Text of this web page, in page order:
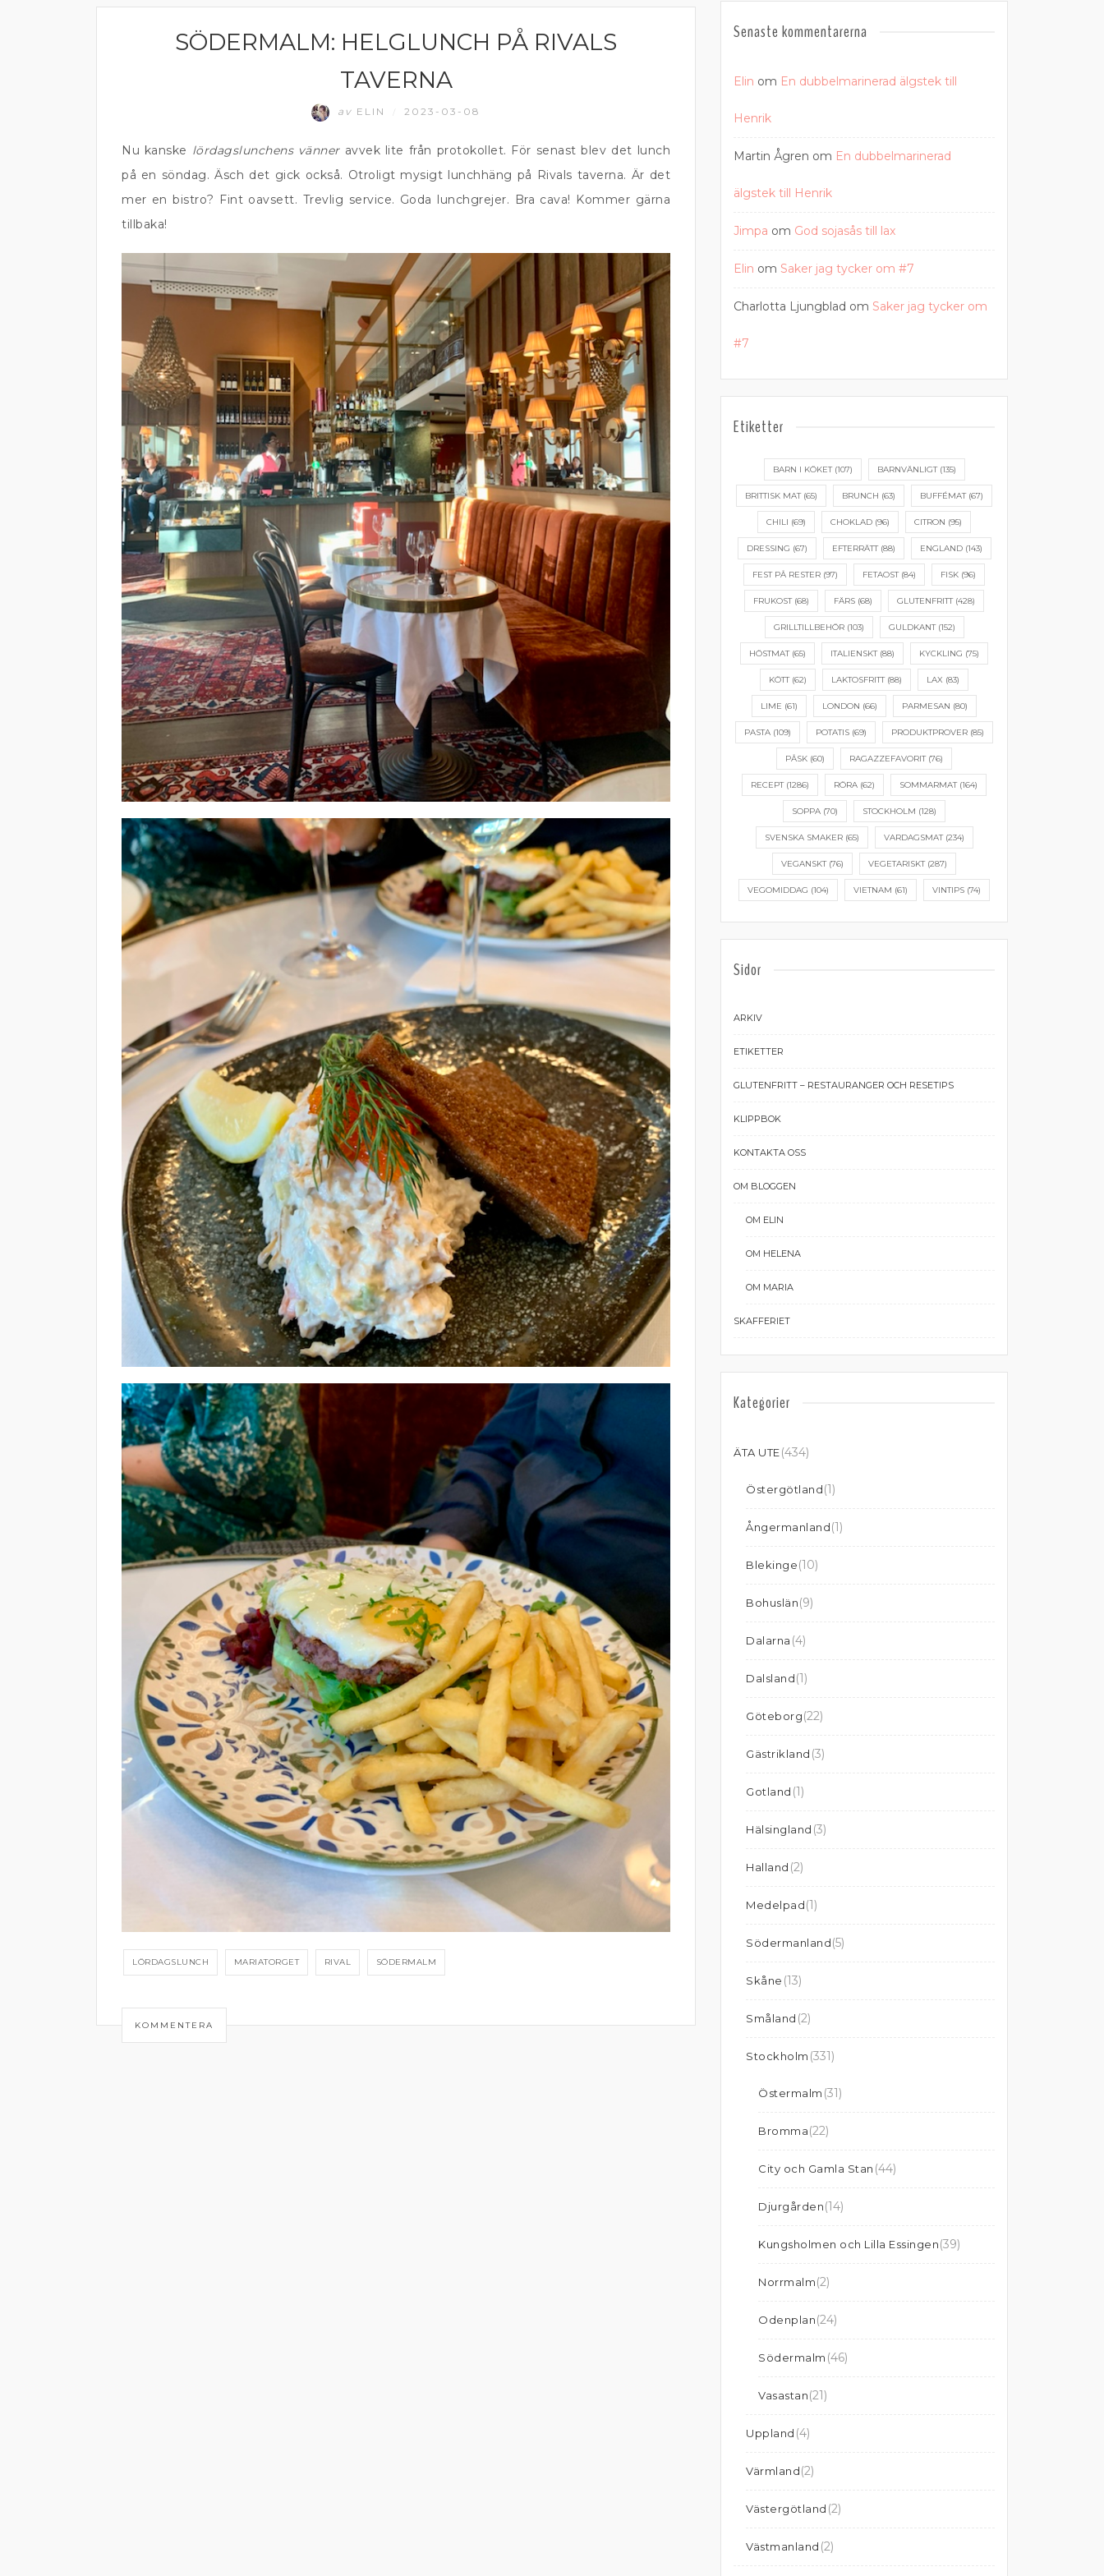
SÖDERMALM: HELGLUNCH PÅ RIVALS
TAVERNA
av ELIN 2023-03-08
Nu kanske lördagslunchens vänneravvek lite från protokollet. För senast blev det lunch
på en söndag. Äsch det gick också. Otroligt mysigt lunchhäng på Rivals taverna. Är det
mer en bistro? Fint oavsett. Trevlig service. Goda lunchgrejer. Bra cava! Kommer gärna
tillbaka!
LÖRDAGSLUNCH MARIATORGET RIVAL SÖDERMALM
KOMMENTERA
Senaste kommentarerna
Elin om En dubbelmarinerad älgstek till
Henrik
Martin Ågren om En dubbelmarinerad
älgstek till Henrik
Jimpa om God sojasås till lax
Elin om Saker jag tycker om #7
Charlotta Ljungblad om Saker jag tycker om
#7
Etiketter
BARN I KÖKET(107) BARNVÄNLIGT(135)
BRITTISK MAT(65) BRUNCH (63) BUFFÉMAT(67)
CHILI (69) CHOKLAD (96) CITRON (95)
DRESSING (67) EFTERRÄTT(88) ENGLAND(143)
FEST PÅ RESTER (97) FETAOST(84) FISK (96)
FRUKOST(68) FÄRS (68) GLUTENFRITT(428)
GRILLTILLBEHÖR(103) GULDKANT(152)
HÖSTMAT(65) ITALIENSKT(88) KYCKLING (75)
KÖTT(62) LAKTOSFRITT(88) LAX (83)
LIME (61) LONDON (66) PARMESAN (80)
PASTA (109) POTATIS (69) PRODUKTPROVER (85)
PÅSK (60) RAGAZZEFAVORIT(76)
RECEPT(1286) RÖRA (62) SOMMARMAT(164)
SOPPA (70) STOCKHOLM (128)
SVENSKA SMAKER(65) VARDAGSMAT(234)
VEGANSKT(76) VEGETARISKT(287)
VEGOMIDDAG (104) VIETNAM (61) VINTIPS (74)
Sidor
ARKIV
ETIKETTER
GLUTENFRITT – RESTAURANGER OCH RESETIPS
KLIPPBOK
KONTAKTA OSS
OM BLOGGEN
OM ELIN
OM HELENA
OM MARIA
SKAFFERIET
Kategorier
ÄTA UTE(434)
Östergötland(1)
Ångermanland(1)
Blekinge(10)
Bohuslän(9)
Dalarna (4)
Dalsland(1)
Göteborg(22)
Gästrikland (3)
Gotland (1)
Hälsingland (3)
Halland (2)
Medelpad(1)
Södermanland(5)
Skåne (13)
Småland (2)
Stockholm (331)
Östermalm (31)
Bromma(22)
City och Gamla Stan (44)
Djurgården(14)
Kungsholmen och Lilla Essingen(39)
Norrmalm(2)
Odenplan(24)
Södermalm (46)
Vasastan(21)
Uppland (4)
Värmland(2)
Västergötland (2)
Västmanland (2)